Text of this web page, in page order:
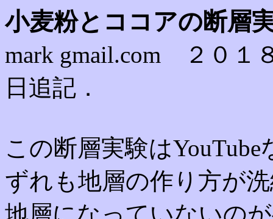
小麦粉とココアの断層
mark gmail.com ２０１
日追記．
この断層実験は
ずれも地層の作り方が